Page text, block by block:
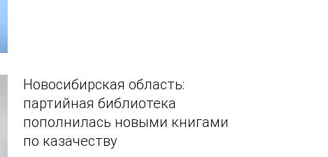
Новосибирская область:
партийная библиотека
пополнилась новыми книгами
по казачеству